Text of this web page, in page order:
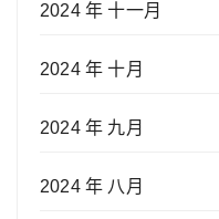
2024 年 十一月
2024 年 十月
2024 年 九月
2024 年 八月